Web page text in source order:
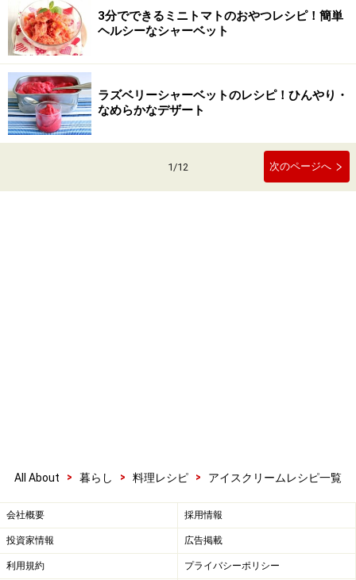
3分でできるミニトマトのおやつレシピ！簡単
ヘルシーなシャーベット
ラズベリーシャーベットのレシピ！ひんやり・
なめらかなデザート
1/12 次のページへ
All About > 暮らし > 料理レシピ > アイスクリームレシピ一覧
会社概要 採用情報
投資家情報 広告掲載
利用規約 プライバシーポリシー